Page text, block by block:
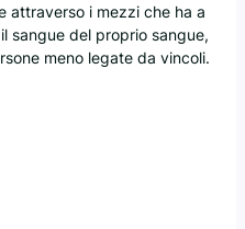
attraverso i mezzi che ha a
sangue del proprio sangue,
meno legate da vincoli.